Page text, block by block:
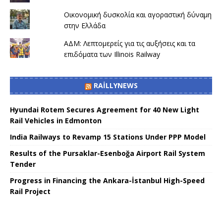
Οικονομική δυσκολία και αγοραστική δύναμη
στην Ελλάδα
ΑΔΜ: Λεπτομερείς για τις αυξήσεις και τα
επιδόματα των Illinois Railway
RAILLYNEWS
Hyundai Rotem Secures Agreement for 40 New Light
Rail Vehicles in Edmonton
India Railways to Revamp 15 Stations Under PPP Model
Results of the Pursaklar-Esenboğa Airport Rail System
Tender
Progress in Financing the Ankara-İstanbul High-Speed ​​
Rail Project